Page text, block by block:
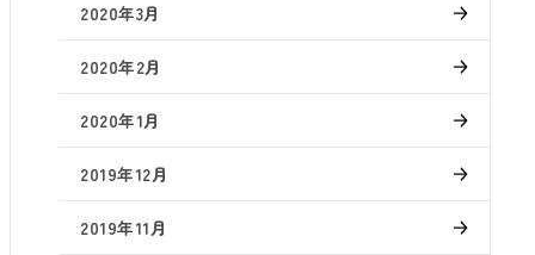
2020年3月
2020年2月
2020年1月
2019年12月
2019年11月